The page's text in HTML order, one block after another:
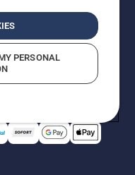
in Euro inkl. der
(inkl. MwSt), es sei
Kauf verfügbar.
AGBs
Verstöße melden
PERSONAL